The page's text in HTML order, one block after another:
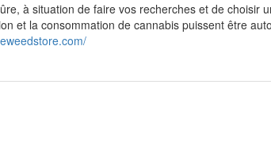
à situation de faire vos recherches et de choisir
et la consommation de cannabis puissent être